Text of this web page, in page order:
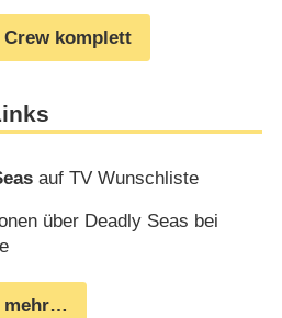
Crew komplett
auf TV Wunschliste
über Deadly Seas bei
mehr…